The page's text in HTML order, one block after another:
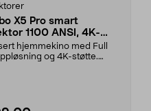
X5 Pro smart
1100 ANSI, 4K-
og Google TV
hjemmekino med Full
og 4K-støtte.